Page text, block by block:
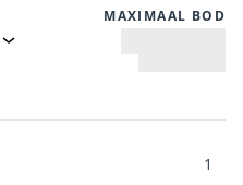
MAXIMAAL BOD
1